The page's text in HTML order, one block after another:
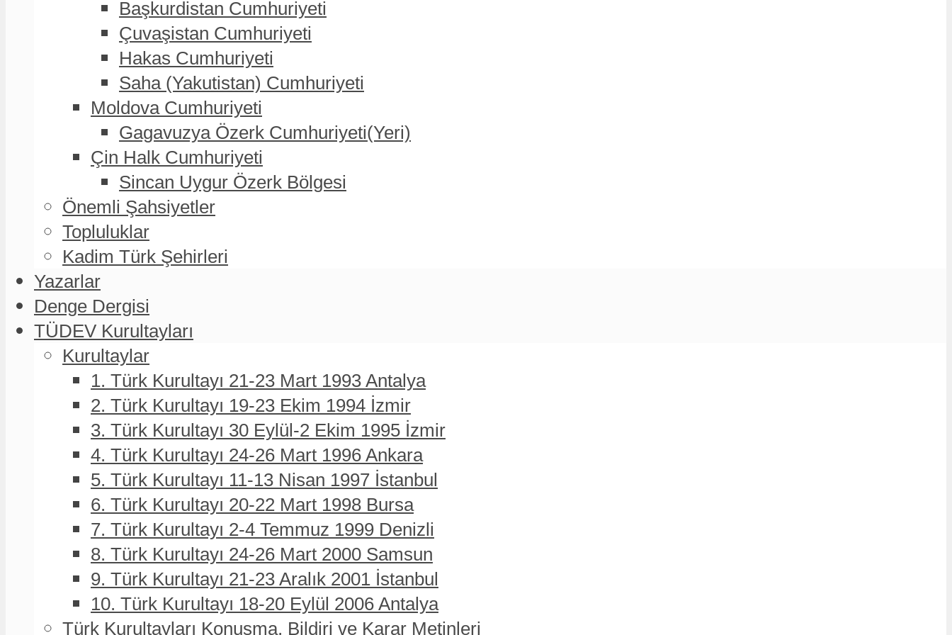
Başkurdistan Cumhuriyeti
Çuvaşistan Cumhuriyeti
Hakas Cumhuriyeti
Saha (Yakutistan) Cumhuriyeti
Moldova Cumhuriyeti
Gagavuzya Özerk Cumhuriyeti(Yeri)
Çin Halk Cumhuriyeti
Sincan Uygur Özerk Bölgesi
Önemli Şahsiyetler
Topluluklar
Kadim Türk Şehirleri
Yazarlar
Denge Dergisi
TÜDEV Kurultayları
Kurultaylar
1. Türk Kurultayı 21-23 Mart 1993 Antalya
2. Türk Kurultayı 19-23 Ekim 1994 İzmir
3. Türk Kurultayı 30 Eylül-2 Ekim 1995 İzmir
4. Türk Kurultayı 24-26 Mart 1996 Ankara
5. Türk Kurultayı 11-13 Nisan 1997 İstanbul
6. Türk Kurultayı 20-22 Mart 1998 Bursa
7. Türk Kurultayı 2-4 Temmuz 1999 Denizli
8. Türk Kurultayı 24-26 Mart 2000 Samsun
9. Türk Kurultayı 21-23 Aralık 2001 İstanbul
10. Türk Kurultayı 18-20 Eylül 2006 Antalya
Türk Kurultayları Konuşma, Bildiri ve Karar Metinleri